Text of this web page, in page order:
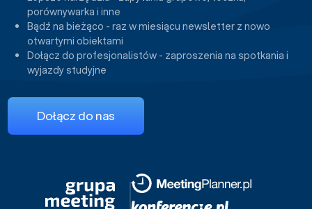
porównywarka i inne
Bądź na bieżąco - raz w miesiącu newsletter z nowo
otwartymi obiektami
Dołącz do profesjonalistów - zaproszenia na spotkania i
wyjazdy studyjne
Dołącz do nas